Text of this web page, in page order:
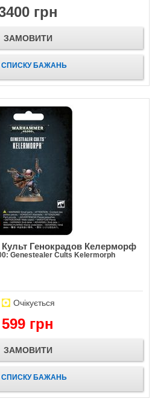
грн
ЗАМОВИТИ
СПИСКУ БАЖАНЬ
Генокрадов Келерморф
Genestealer Cults Kelermorph
Очікується
599 грн
ЗАМОВИТИ
СПИСКУ БАЖАНЬ